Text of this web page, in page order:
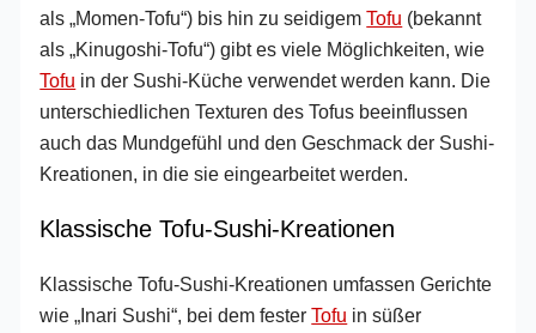
als „Momen-Tofu“) bis hin zu seidigemTofu (bekannt
als „Kinugoshi-Tofu“) gibt es viele Möglichkeiten, wie
Tofu in der Sushi-Küche verwendet werden kann. Die
unterschiedlichen Texturen des Tofus beeinflussen
auch das Mundgefühl und den Geschmack der Sushi-
Kreationen, in die sie eingearbeitet werden.
Klassische Tofu-Sushi-Kreationen
Klassische Tofu-Sushi-Kreationen umfassen Gerichte
wie „Inari Sushi“, bei dem festerTofu in süßer